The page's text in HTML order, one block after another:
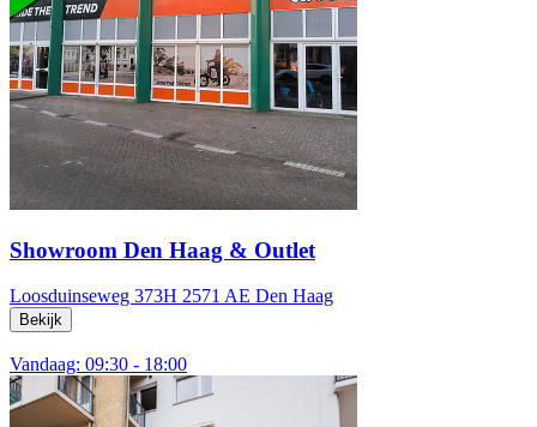
Showroom Den Haag & Outlet
Loosduinseweg 373H 2571 AE Den Haag
Bekijk
Vandaag: 09:30 - 18:00